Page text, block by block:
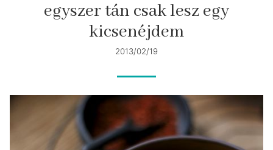
egyszer tán csak lesz egy
kicsenéjdem
2013/02/19